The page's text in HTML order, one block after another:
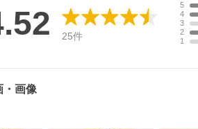
25件
5
4
3
2
1
・画像